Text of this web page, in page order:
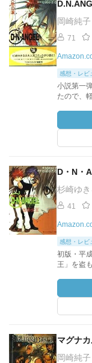
岡崎純
71
感想・レビ
小説第一
たので、
D・N・
杉崎ゆ
41
感想・レビ
初版・平
王」を盗
マグナ
岡崎純